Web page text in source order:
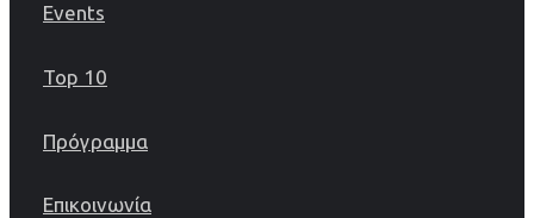
Events
Top 10
Πρόγραμμα
Επικοινωνία